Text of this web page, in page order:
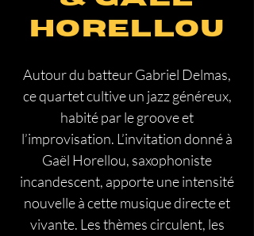
HOrellou
Autour du batteur Gabriel Delmas,
ce quartet cultive un jazz généreux,
habité par le groove et
l’improvisation. L’invitation donné à
Gaël Horellou, saxophoniste
incandescent, apporte une intensité
nouvelle à cette musique directe et
vivante. Les thèmes circulent, les